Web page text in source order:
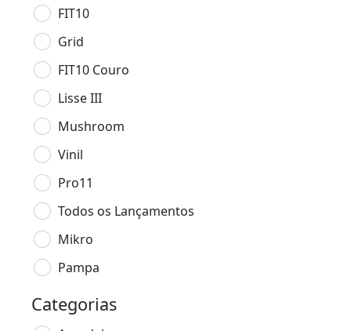
FIT10
Grid
FIT10 Couro
Lisse III
Mushroom
Vinil
Pro11
Todos os Lançamentos
Mikro
Pampa
Categorias